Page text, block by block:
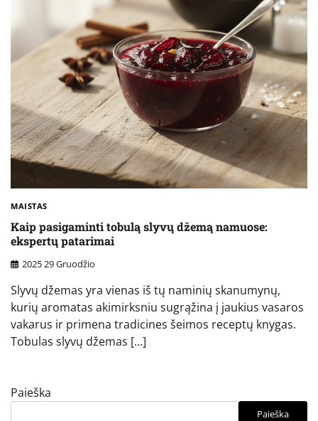
MAISTAS
Kaip pasigaminti tobulą slyvų džemą namuose:
ekspertų patarimai
2025 29 Gruodžio
Slyvų džemas yra vienas iš tų naminių skanumynų,
kurių aromatas akimirksniu sugrąžina į jaukius vasaros
vakarus ir primena tradicines šeimos receptų knygas.
Tobulas slyvų džemas […]
Paieška
Paieška